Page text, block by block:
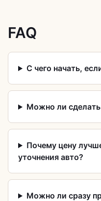
FAQ
С чего начать,
Можно ли сделать
Почему цену
уточнения авто?
Можно ли сразу